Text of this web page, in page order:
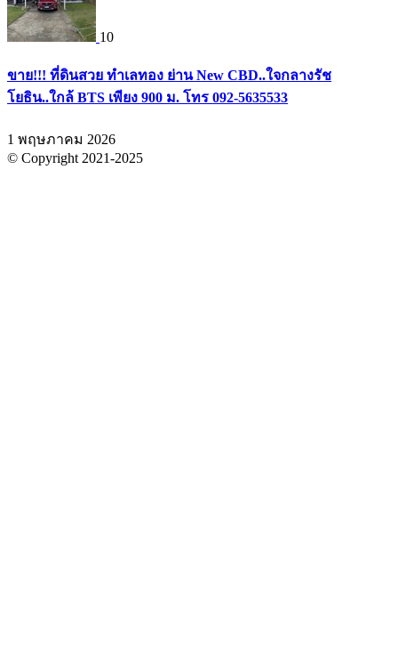
10
ขาย!!! ที่ดินสวย ทำเลทอง ย่าน New CBD..ใจกลางรัช
โยธิน..ใกล้ BTS เพียง 900 ม. โทร 092-5635533
1 พฤษภาคม 2026
© Copyright 2021-2025